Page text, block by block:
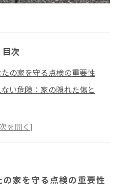
目次
の家を守る点検の重要性
い危険：家の隠れた傷と
イント：屋根と外壁の状
リフォームで守る住まい
家を守る点検の重要性